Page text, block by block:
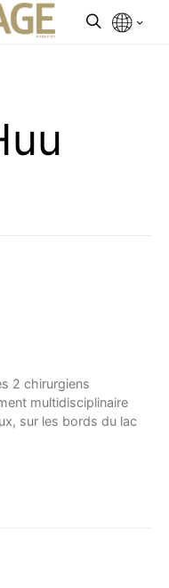
2 chirurgiens
multidisciplinaire
sur les bords du lac